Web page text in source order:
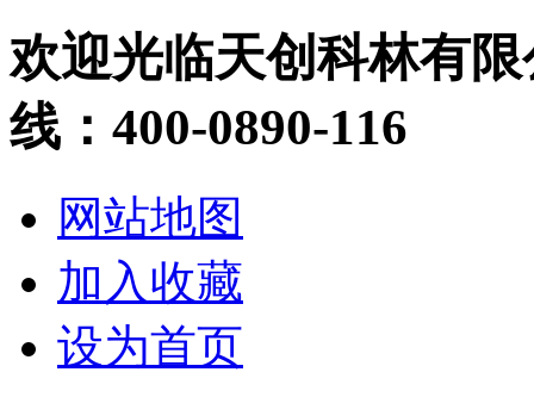
欢迎光临天创科林有
线：400-0890-116
网站地图
加入收藏
设为首页